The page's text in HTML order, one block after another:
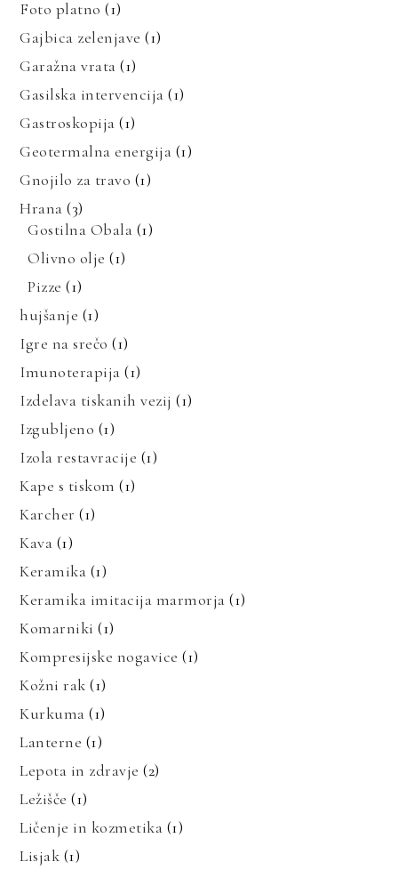
Foto platno (1)
Gajbica zelenjave (1)
Garažna vrata (1)
Gasilska intervencija (1)
Gastroskopija (1)
Geotermalna energija (1)
Gnojilo za travo (1)
Hrana (3)
Gostilna Obala (1)
Olivno olje (1)
Pizze (1)
hujšanje (1)
Igre na srečo (1)
Imunoterapija (1)
Izdelava tiskanih vezij (1)
Izgubljeno (1)
Izola restavracije (1)
Kape s tiskom (1)
Karcher (1)
Kava (1)
Keramika (1)
Keramika imitacija marmorja (1)
Komarniki (1)
Kompresijske nogavice (1)
Kožni rak (1)
Kurkuma (1)
Lanterne (1)
Lepota in zdravje (2)
Ležišče (1)
Ličenje in kozmetika (1)
Lisjak (1)